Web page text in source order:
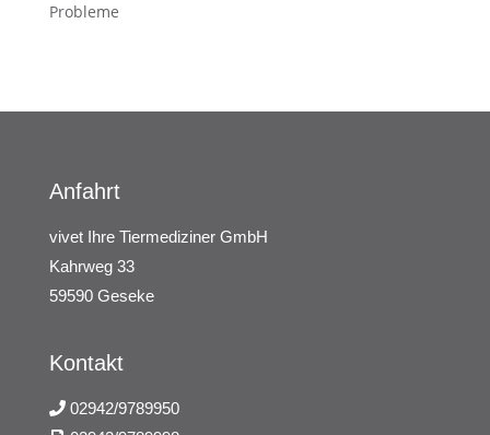
Probleme
Anfahrt
vivet Ihre Tiermediziner GmbH
Kahrweg 33
59590 Geseke
Kontakt
02942/9789950